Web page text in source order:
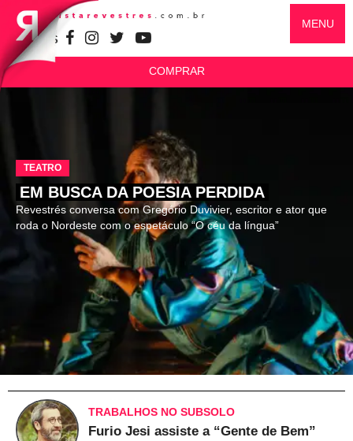
SIGA-NOS
MENU
COMPRAR
TEATRO
EM BUSCA DA POESIA PERDIDA
Revestrés conversa com Gregório Duvivier, escritor e ator que
roda o Nordeste com o espetáculo “O céu da língua”
TRABALHOS NO SUBSOLO
Furio Jesi assiste a “Gente de Bem”